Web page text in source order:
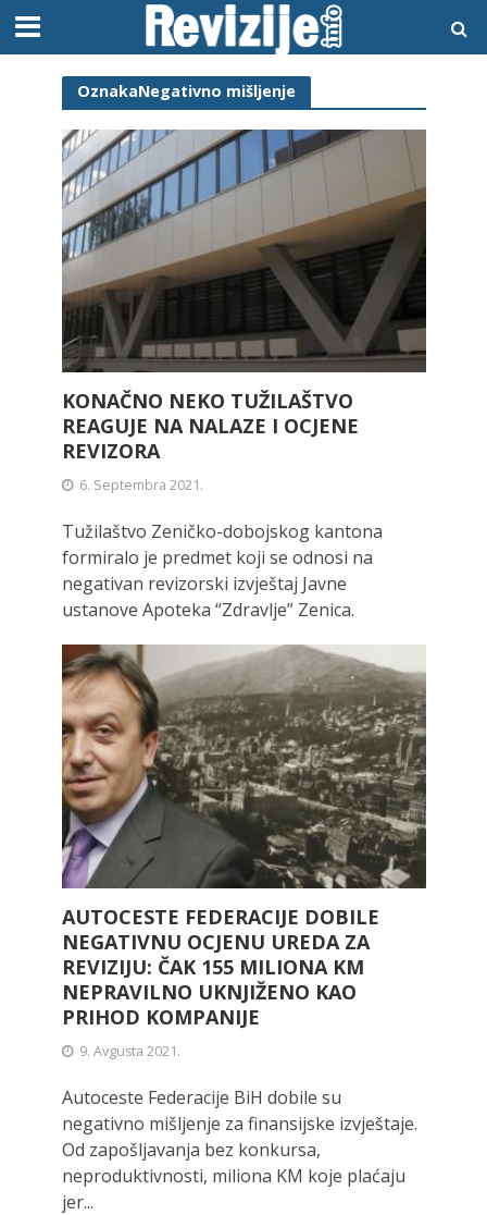
OznakaNegativno mišljenje
KONAČNO NEKO TUŽILAŠTVO
REAGUJE NA NALAZE I OCJENE
REVIZORA
6. Septembra 2021.
Tužilaštvo Zeničko-dobojskog kantona
formiralo je predmet koji se odnosi na
negativan revizorski izvještaj Javne
ustanove Apoteka “Zdravlje” Zenica.
AUTOCESTE FEDERACIJE DOBILE
NEGATIVNU OCJENU UREDA ZA
REVIZIJU: ČAK 155 MILIONA KM
NEPRAVILNO UKNJIŽENO KAO
PRIHOD KOMPANIJE
9. Avgusta 2021.
Autoceste Federacije BiH dobile su
negativno mišljenje za finansijske izvještaje.
Od zapošljavanja bez konkursa,
neproduktivnosti, miliona KM koje plaćaju
jer...